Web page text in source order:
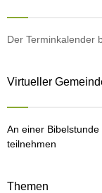
o
Der Terminkalender
Virtueller
An einer
teilnehmen
Themen